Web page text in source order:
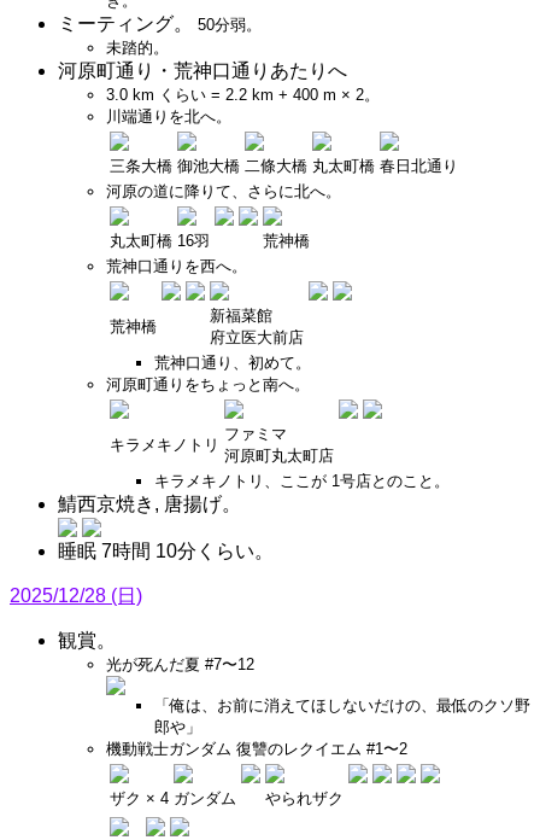
ミーティング。 50分弱。
未踏的。
河原町通り・荒神口通りあたりへ
3.0 km くらい = 2.2 km + 400 m × 2。
川端通りを北へ。
三条大橋 御池大橋 二條大橋 丸太町橋 春日北通り
河原の道に降りて、さらに北へ。
丸太町橋 16羽
荒神橋
荒神口通りを西へ。
荒神橋
新福菜館
府立医大前店
荒神口通り、初めて。
河原町通りをちょっと南へ。
キラメキノトリ
ファミマ
河原町丸太町店
キラメキノトリ、ここが 1号店とのこと。
鯖西京焼き, 唐揚げ。
睡眠 7時間 10分くらい。
2025/12/28 (日)
観賞。
光が死んだ夏 #7〜12
「俺は、お前に消えてほしないだけの、最低のクソ野
郎や」
機動戦士ガンダム 復讐のレクイエム #1〜2
ザク × 4 ガンダム やられザク